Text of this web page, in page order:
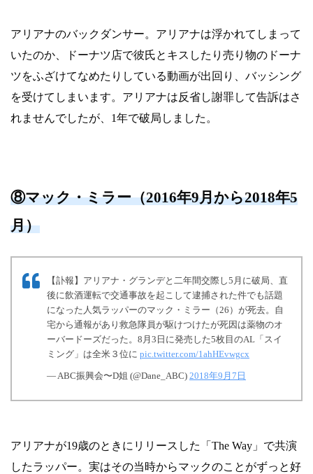
アリアナのバックダンサー。アリアナは浮かれてしまって
いたのか、ドーナツ店で彼氏とキスしたり売り物のドーナ
ツをふざけてなめたりしている動画が出回り、バッシング
を受けてしまいます。アリアナは反省し謝罪して告訴はさ
れませんでしたが、1年で破局しました。
⑧マック・ミラー（2016年9月から2018年5
月）
【訃報】アリアナ・グランデと二年間交際し5月に破局、直
後に飲酒運転で交通事故を起こして逮捕された件でも話題
になった人気ラッパーのマック・ミラー（26）が死去。自
宅から通報があり救急隊員が駆けつけたが死因は薬物のオ
ーバードーズだった。8月3日に発売した5枚目のAL「スイ
ミング」は全米３位に pic.twitter.com/1ahHEvwgcx
— ABC振興会〜D姐 (@Dane_ABC) 2018年9月7日
アリアナが19歳のときにリリースした「The Way」で共演
したラッパー。実はその当時からマックのことがずっと好